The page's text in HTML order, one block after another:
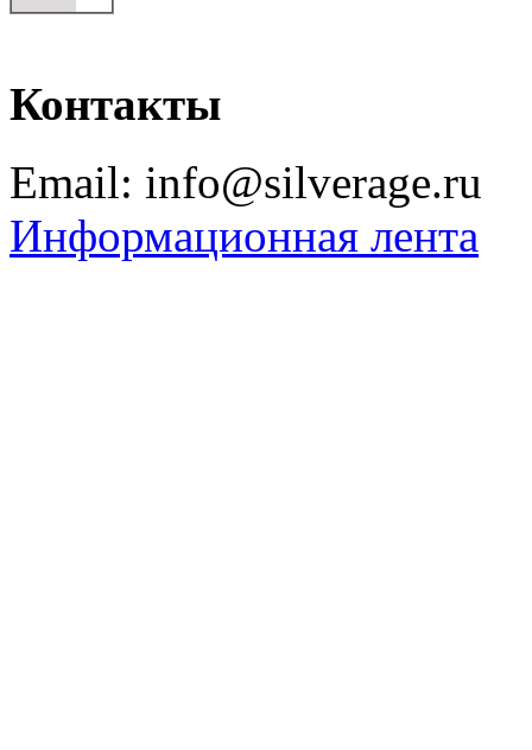
Контакты
Email: info@silverage.ru
Информационная лента